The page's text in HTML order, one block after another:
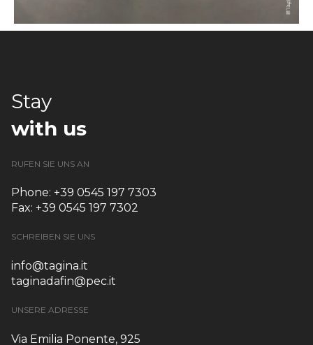
Stay
with us
RUFEN SIE UNS AN
Phone: +39 0545 197 7303
Fax: +39 0545 197 7302
SCHREIBEN SIE UNS
info@tagina.it
taginadafin@pec.it
UNSERE ADRESSE
Via Emilia Ponente, 925